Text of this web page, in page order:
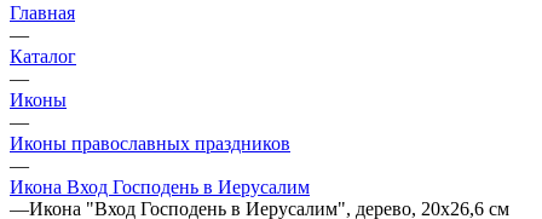
Главная
—
Каталог
—
Иконы
—
Иконы православных праздников
—
Икона Вход Господень в Иерусалим
—Икона "Вход Господень в Иерусалим", дерево, 20х26,6 см